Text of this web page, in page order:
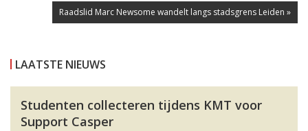
Raadslid Marc Newsome wandelt langs stadsgrens Leiden »
LAATSTE NIEUWS
Studenten collecteren tijdens KMT voor
Support Casper